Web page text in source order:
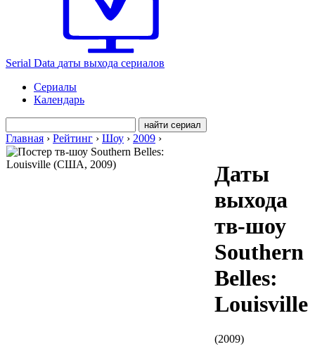
Serial Data даты выхода сериалов
Сериалы
Календарь
Главная › Рейтинг › Шоу › 2009 ›
Даты
выхода
тв-шоу
Southern
Belles:
Louisville
(2009)